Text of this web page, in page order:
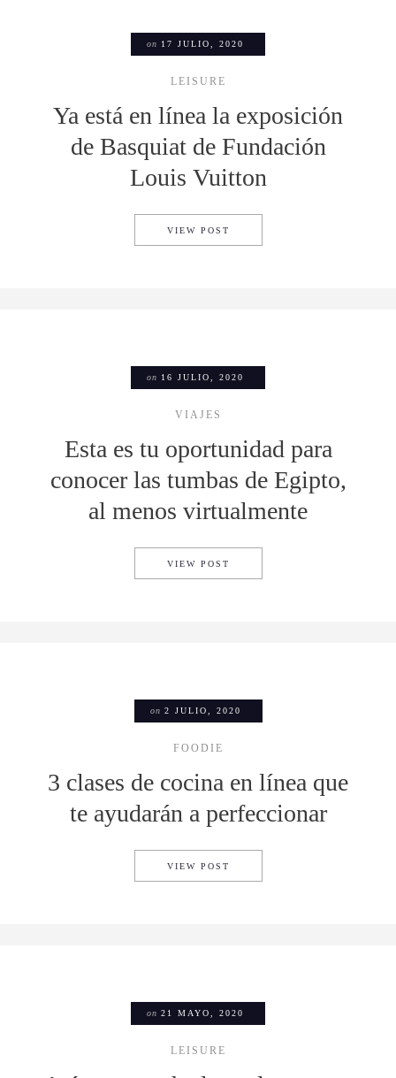
on 17 JULIO, 2020
LEISURE
Ya está en línea la exposición
de Basquiat de Fundación
Louis Vuitton
VIEW POST
on 16 JULIO, 2020
VIAJES
Esta es tu oportunidad para
conocer las tumbas de Egipto,
al menos virtualmente
VIEW POST
on 2 JULIO, 2020
FOODIE
3 clases de cocina en línea que
te ayudarán a perfeccionar
VIEW POST
on 21 MAYO, 2020
LEISURE